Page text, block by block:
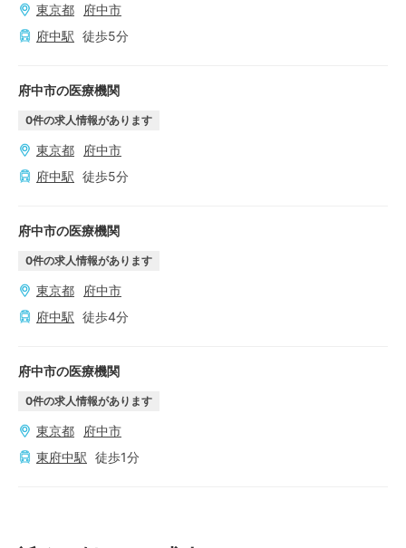
東京都
府中市
府中駅 徒歩5分
府中市の医療機関
0件の求人情報があります
東京都
府中市
府中駅 徒歩5分
府中市の医療機関
0件の求人情報があります
東京都
府中市
府中駅 徒歩4分
府中市の医療機関
0件の求人情報があります
東京都
府中市
東府中駅 徒歩1分